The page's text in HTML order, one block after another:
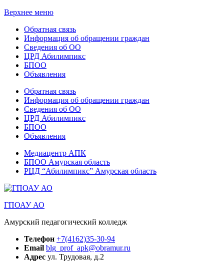
Верхнее меню
Обратная связь
Информация об обращении граждан
Сведения об ОО
ЦРД Абилимпикс
БПОО
Объявления
Обратная связь
Информация об обращении граждан
Сведения об ОО
ЦРД Абилимпикс
БПОО
Объявления
Медиацентр АПК
БПОО Амурская область
РЦД “Абилимпикс” Амурская область
ГПОАУ АО
Амурский педагогический колледж
Телефон +7(4162)35-30-94
Email blg_prof_apk@obramur.ru
Адрес ул. Трудовая, д.2